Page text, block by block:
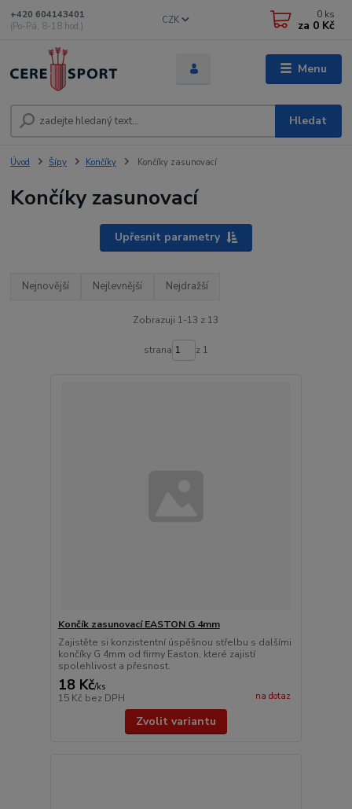
Menu
CZK
Hledat
+420 604143401
(Po-Pá, 8-18 hod.)
0 ks
za 0 Kč
Úvod Šípy Končíky Končíky zasunovací
Končíky zasunovací
Upřesnit parametry
Nejnovější Nejlevnější Nejdražší
Zobrazuji 1-13 z 13
strana z 1
Končík zasunovací EASTON G 4mm
Zajistěte si konzistentní úspěšnou střelbu s dalšími
končíky G 4mm od firmy Easton, které zajistí
spolehlivost a přesnost.
18 Kč/ks
15 Kč bez DPH na dotaz
Zvolit variantu